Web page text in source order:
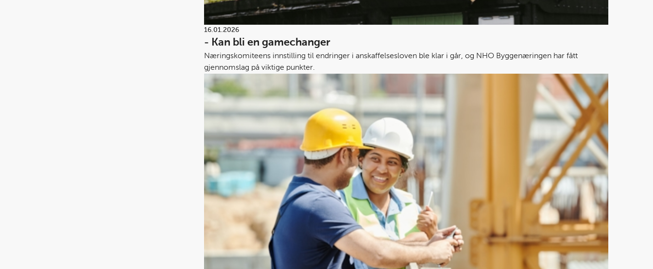
16.01.2026
- Kan bli en gamechanger
Næringskomiteens innstilling til endringer i anskaffelsesloven ble klar i går, og NHO Byggenæringen har fått
gjennomslag på viktige punkter.